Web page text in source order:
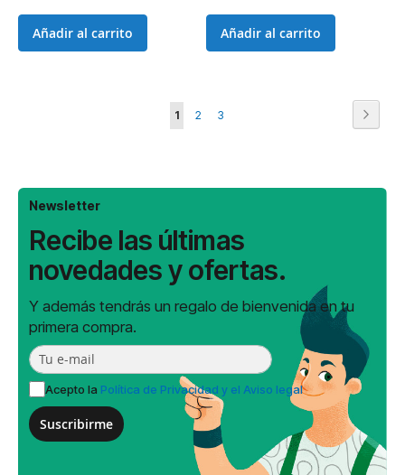
Añadir al carrito Añadir al carrito
Página
Actualmente
1 Página
2 Página
3
Newsletter
Recibe las últimas
novedades y ofertas.
Y además tendrás un regalo de bienvenida en tu
primera compra.
Acepto la Política de Privacidad y el Aviso legal
Suscribirme